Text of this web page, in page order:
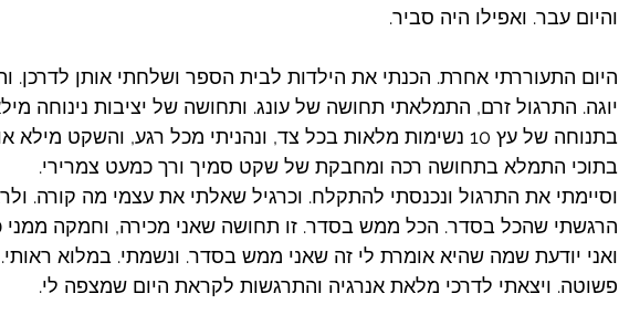
והיום עבר. ואפילו היה סביר.
היום התעוררתי אחרת. הכנתי את הילדות לבית הספר ושלחתי אותן לדרכן.
יוגה. התרגול זרם, התמלאתי תחושה של עונג. ותחושה של יציבות נינוחה
בתנוחה של עץ 10 נשימות מלאות בכל צד, ונהניתי מכל רגע, והשקט
בתוכי התמלא בתחושה רכה ומחבקת של שקט סמיך ורך כמעט צמרירי.
וסיימתי את התרגול ונכנסתי להתקלח. וכרגיל שאלתי את עצמי מה קורה.
הרגשתי שהכל בסדר. הכל ממש בסדר. זו תחושה שאני מכירה, וחמקה ממני
ואני יודעת שמה שהיא אומרת לי זה שאני ממש בסדר. ונשמתי. במלוא
פשוטה. ויצאתי לדרכי מלאת אנרגיה והתרגשות לקראת היום שמצפה לי.